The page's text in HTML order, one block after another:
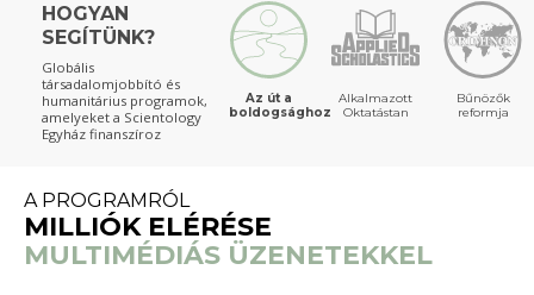
HOGYAN
SEGÍTÜNK?
Globális
társadalomjobbító és
humanitárius programok,
amelyeket a Scientology
Egyház finanszíroz
Az út a
boldogsághoz
Alkalmazott
Oktatástan
Bűnözők
reformja
A PROGRAMRÓL
MILLIÓK ELÉRÉSE
MULTIMÉDIÁS ÜZENETEKKEL